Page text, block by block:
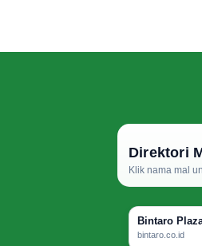
Direktori
Klik nama mal
Bintaro
bintaro.co.id